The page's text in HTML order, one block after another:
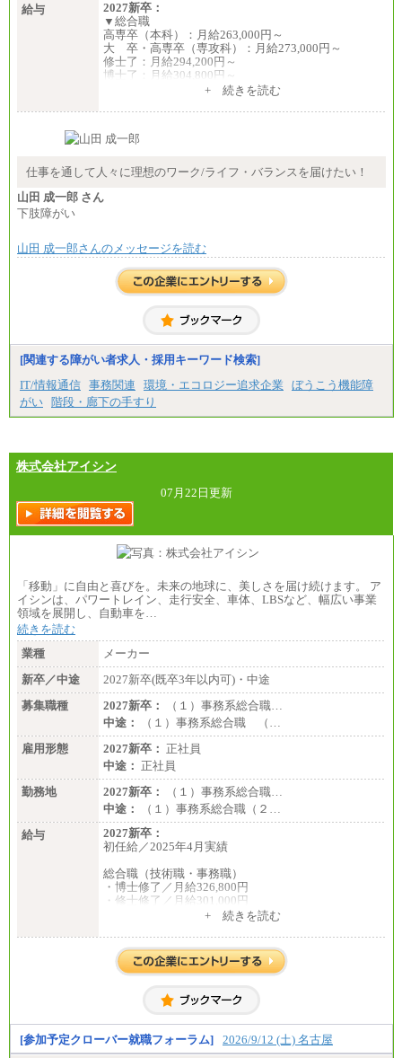
給与
2027新卒：
▼総合職
高専卒（本科）：月給263,000円～
大 卒・高専卒（専攻科）：月給273,000円～
修士了：月給294,200円～
博士了：月給304,800円～
で、それらを入社後の実業務において発揮できると
することがあります
▼アソシエイト職
※試用期間中も給与に変更はございません
基本月給／20万5000円以上(正社員・準社員）
いたします
※自己成長支援金(10,000円）を含む
※別途、Workstyle支援金(月額4,000円）
+ 続きを読む
仕事を通して人々に理想のワーク/ライフ・バランスを届けたい！
山田 成一郎 さん
下肢障がい
山田 成一郎さんのメッセージを読む
[関連する障がい者求人・採用キーワード検索]
IT/情報通信 事務関連 環境・エコロジー追求企業
ぼうこう機能障
がい 階段・廊下の手すり
株式会社アイシン
07月22日更新
「移動」に自由と喜びを。未来の地球に、美しさを届け続けます。 ア
イシンは、パワートレイン、走行安全、車体、LBSなど、幅広い事業
領域を展開し、自動車を…
続きを読む
業種
メーカー
新卒／中途
2027新卒(既卒3年以内可)・中途
募集職種
2027新卒：
（１）事務系総合職…
中途：
（１）事務系総合職 （…
雇用形態
2027新卒： 正社員
中途： 正社員
勤務地
2027新卒：
（１）事務系総合職…
中途：
（１）事務系総合職（２…
給与
2027新卒：
初任給／2025年4月実績
総合職（技術職・事務職）
・博士修了／月給326,800円
・修士修了／月給301,000円
・大学卒／月給282,000円
・高専卒（本科）／月給256,000円
一般事務職
・高専卒（専攻科）／月給206,400円
・高専卒（本科）月給197,800円
・短大卒／月給197,800円
・専門卒（2年）／月給197,800円
+ 続きを読む
[参加予定クローバー就職フォーラム] 2026/9/12 (土) 名古屋